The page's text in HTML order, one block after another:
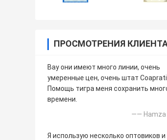
ПРОСМОТРЕНИЯ
Вау они имеют много линии, очень
умеренные цен, очень штат
Помощь тигра меня сохранить
времени.
—— Hamza
Я использую несколько оптовиков и